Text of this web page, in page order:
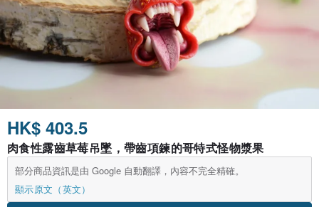
HK$ 403.5
肉食性露齒草莓吊墜，帶齒項鍊的哥特式怪物漿果
部分商品資訊是由 Google 自動翻譯，內容不完全精確。
顯示原文（英文）